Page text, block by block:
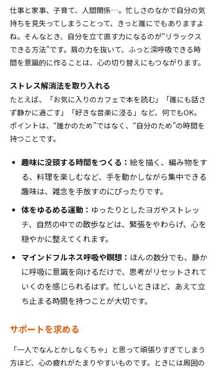
仕事と家事、子育て、人間関係…。忙しさのなかで自分の気
持ちを見失ってしまうことって、きっと誰にでもありますよ
ね。そんなとき、自分を立て直す力になるのが“リラックス
できる方法”です。肩の力を抜いて、ふっと深呼吸できる時
間を意識的に作ることは、心の切り替えにもつながります。
ストレス解消法を取り入れる
たとえば、「お気に入りのカフェで本を読む」「誰にも話さ
ず静かに過ごす」「好きな音楽に浸る」など、何でもOK。
ポイントは、“誰かのため”ではなく、“自分のため”の時間を
持つことです。
趣味に没頭する時間をつくる： 絵を描く、編み物をす
る、料理を楽しむなど、手を動かしながら集中できる
趣味は、雑念を手放すのにぴったりです。
体をゆるめる運動： ゆったりとしたヨガやストレッ
チ、自然の中での散歩などは、緊張をやわらげ、心を
穏やかに整えてくれます。
マインドフルネス呼吸や瞑想： ほんの数分でも、静か
に呼吸に意識を向けるだけで、思考がリセットされて
いくのを感じられるはず。忙しいときほど、あえて立
ち止まる時間を持つことが大切です。
サポートを求める
「一人でなんとかしなくちゃ」と思って頑張りすぎてしまう
方ほど、心の疲れがたまりやすいものです。ときには周囲の